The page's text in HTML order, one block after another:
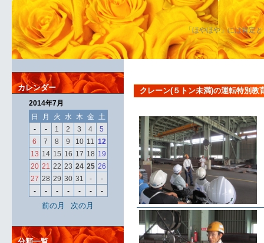
「ほやほや」には肯定
クレーン(５トン未満)の運転特別
カレンダー
2014年7月
日
月 火 水 木 金 土
-
- 1 2 3 4
5
6
7 8 9 10 11 12
13 14 15 16 17 18 19
20 21 22 23 24 25 26
27 28 29 30 31 -
-
-
- - - - - -
前の月 次の月